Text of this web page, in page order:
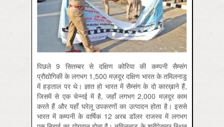
पिछले 9 सितम्बर से दक्षिण कोरिया की कम्पनी सैम्संग
प्रौद्योगिकी के लगभग 1,500 मज़दूर दक्षिण भारत के तमिलनाडु
में हड़ताल पर थे। ज्ञात हो भारत में सैम्संग के दो कारख़ाने हैं,
जिसमें से एक चेन्नई में है, जहाँ लगभग 2,000 मज़दूर काम
करते हैं और यहाँ घरेलू उपकरणों का उत्पादन होता है। इससे
भारत में कम्पनी के वार्षिक 12 अरब डॉलर राजस्व में लगभग